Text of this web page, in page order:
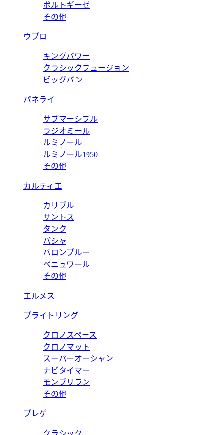
ポルトギーゼ
その他
ウブロ
キングパワー
クラシックフュージョン
ビッグバン
パネライ
サブマーシブル
ラジオミール
ルミノール
ルミノール1950
その他
カルティエ
カリブル
サントス
タンク
パシャ
バロンブルー
ベニュワール
その他
エルメス
ブライトリング
クロノスペース
クロノマット
スーパーオーシャン
ナビタイマー
モンブリラン
その他
ブレゲ
クラシック